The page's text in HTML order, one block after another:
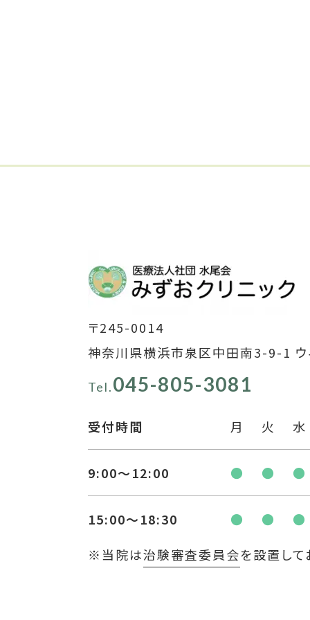
〒245-0014
神奈川県横浜市泉区中田南3-9-1 ウ
Tel.045-805-3081
受付時間 月 火 水
9:00〜12:00 ● ● ●
15:00〜18:30 ● ● ●
※当院は治験審査委員会を設置して